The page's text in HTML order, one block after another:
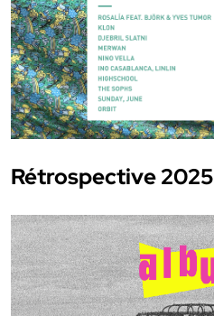
Rétrospective 2025